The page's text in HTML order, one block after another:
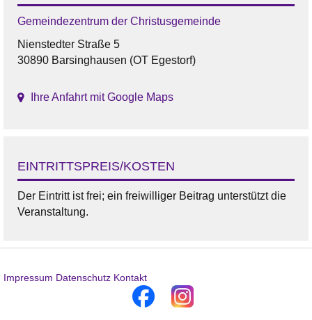
Gemeindezentrum der Christusgemeinde
Nienstedter Straße 5
30890 Barsinghausen (OT Egestorf)
Ihre Anfahrt mit Google Maps
EINTRITTSPREIS/KOSTEN
Der Eintritt ist frei; ein freiwilliger Beitrag unterstützt die
Veranstaltung.
Impressum Datenschutz Kontakt